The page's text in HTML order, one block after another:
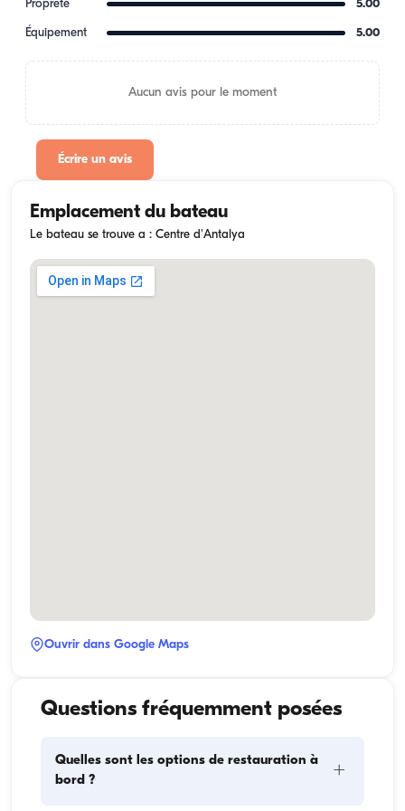
Propreté 5.00
Équipement 5.00
Aucun avis pour le moment
Écrire un avis
Emplacement du bateau
Le bateau se trouve a : Centre d'Antalya
Ouvrir dans Google Maps
Questions fréquemment posées
Quelles sont les options de restauration à
bord ?
+